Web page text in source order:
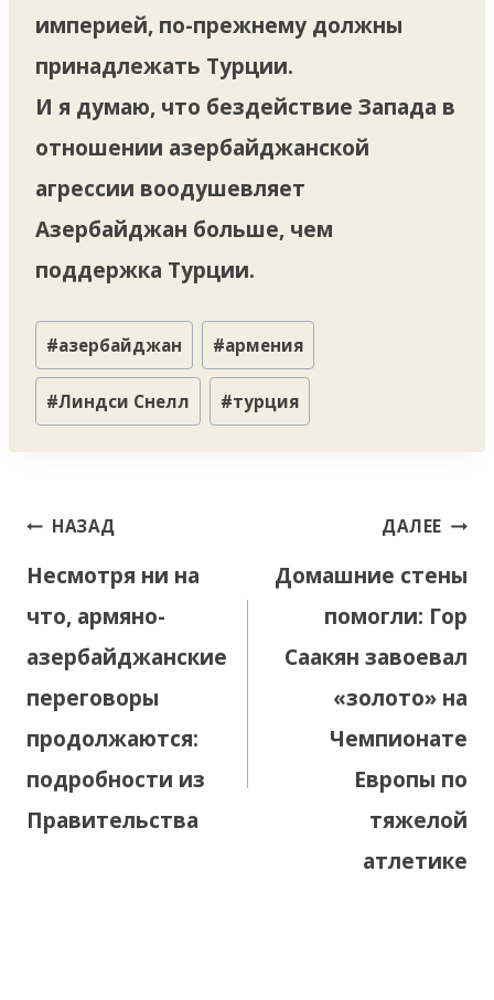
империей, по-прежнему должны
принадлежать Турции.
И я думаю, что бездействие Запада в
отношении азербайджанской
агрессии воодушевляет
Азербайджан больше, чем
поддержка Турции.
Метки
записи:
#азербайджан #армения
#Линдси Снелл #турция
Навигация
записям
НАЗАД
Несмотря ни на
что, армяно-
азербайджанские
переговоры
продолжаются:
подробности из
Правительства
ДАЛЕЕ
Домашние стены
помогли: Гор
Саакян завоевал
«золото» на
Чемпионате
Европы по
тяжелой
атлетике